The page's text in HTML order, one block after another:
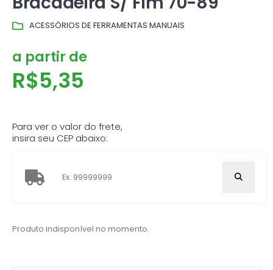
ACESSÓRIOS DE FERRAMENTAS MANUAIS
a partir de
R$5,35
Para ver o valor do frete,
insira seu CEP abaixo:
Produto indisponível no momento.